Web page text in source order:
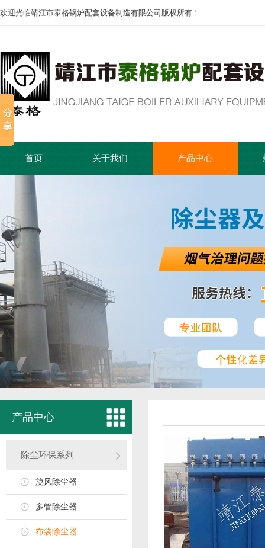
欢迎光临靖江市泰格锅炉配套设备制造有限公司版权所有！
首页 关于我们 产品中心
产品中心
除尘环保系列
旋风除尘器
多管除尘器
布袋除尘器